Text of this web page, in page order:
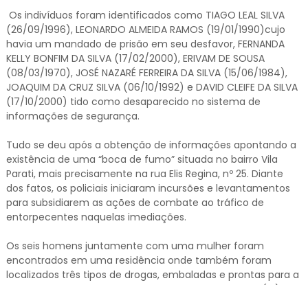
Os indivíduos foram identificados como TIAGO LEAL SILVA
(26/09/1996), LEONARDO ALMEIDA RAMOS (19/01/1990)cujo
havia um mandado de prisão em seu desfavor, FERNANDA
KELLY BONFIM DA SILVA (17/02/2000), ERIVAM DE SOUSA
(08/03/1970), JOSÉ NAZARÉ FERREIRA DA SILVA (15/06/1984),
JOAQUIM DA CRUZ SILVA (06/10/1992) e DAVID CLEIFE DA SILVA
(17/10/2000) tido como desaparecido no sistema de
informações de segurança.
Tudo se deu após a obtenção de informações apontando a
existência de uma “boca de fumo” situada no bairro Vila
Parati, mais precisamente na rua Elis Regina, nº 25. Diante
dos fatos, os policiais iniciaram incursões e levantamentos
para subsidiarem as ações de combate ao tráfico de
entorpecentes naquelas imediações.
Os seis homens juntamente com uma mulher foram
encontrados em uma residência onde também foram
localizados três tipos de drogas, embaladas e prontas para a